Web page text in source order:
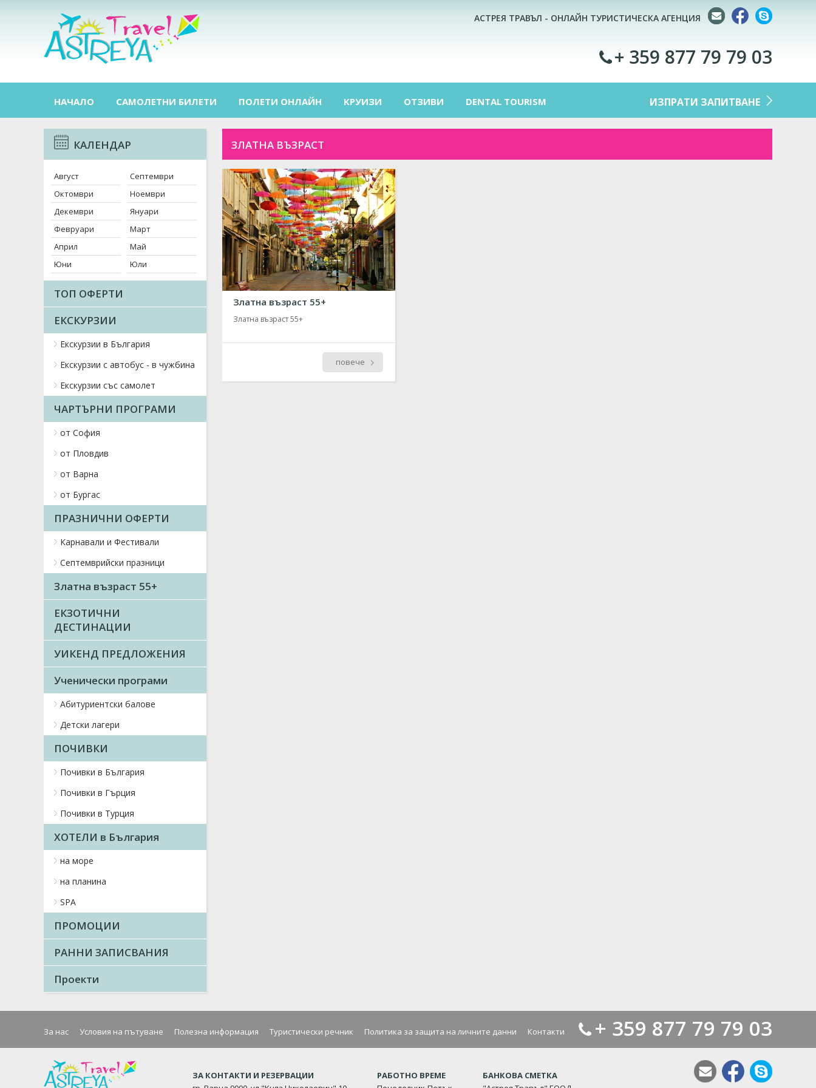
АСТРЕЯ ТРАВЪЛ - ОНЛАЙН ТУРИСТИЧЕСКА АГЕНЦИЯ
+ 359 877 79 79 03
НАЧАЛО САМОЛЕТНИ БИЛЕТИ ПОЛЕТИ ОНЛАЙН КРУИЗИ ОТЗИВИ DENTAL TOURISM ИЗПРАТИ ЗАПИТВАНЕ
КАЛЕНДАР
Август
Септември
Октомври
Ноември
Декември
Януари
Февруари
Март
Април
Май
Юни
Юли
ТОП ОФЕРТИ
ЕКСКУРЗИИ
Екскурзии в България
Екскурзии с автобус - в чужбина
Екскурзии със самолет
ЧАРТЪРНИ ПРОГРАМИ
от София
от Пловдив
от Варна
от Бургас
ПРАЗНИЧНИ ОФЕРТИ
Карнавали и Фестивали
Септемврийски празници
Златна възраст 55+
ЕКЗОТИЧНИ
ДЕСТИНАЦИИ
УИКЕНД ПРЕДЛОЖЕНИЯ
Ученически програми
Абитуриентски балове
Детски лагери
ПОЧИВКИ
Почивки в България
Почивки в Гърция
Почивки в Турция
ХОТЕЛИ в България
на море
на планина
SPA
ПРОМОЦИИ
РАННИ ЗАПИСВАНИЯ
Проекти
ЗЛАТНА ВЪЗРАСТ
Златна възраст 55+
Златна възраст 55+
повече
За нас Условия на пътуване Полезна информация Туристически речник Политика за защита на личните данни Контакти + 359 877 79 79 03
ЗА КОНТАКТИ И РЕЗЕРВАЦИИ
РАБОТНО ВРЕМЕ
БАНКОВА СМЕТКА